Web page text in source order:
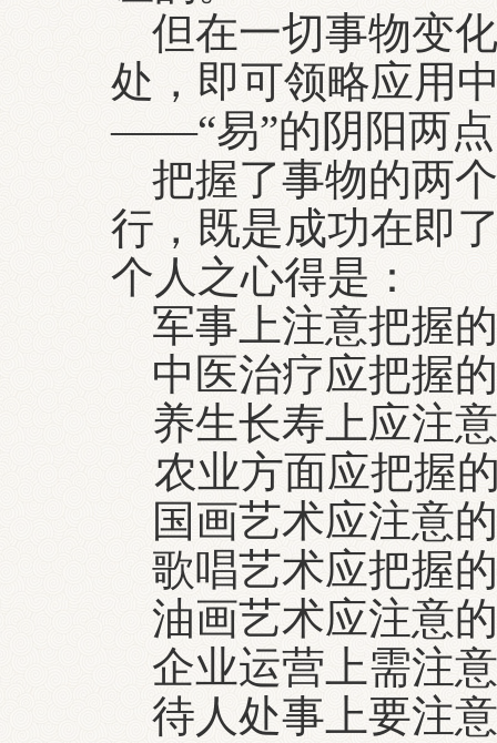
但在一切事物变
处，即可领略应用
——“易”的阴阳两
把握了事物的两
行，既是成功在即
个人之心得是：
军事上注意把握
中医治疗应把握
养生长寿上应注
农业方面应把握
国画艺术应注意
歌唱艺术应把握
油画艺术应注意
企业运营上需注
待人处事上要注